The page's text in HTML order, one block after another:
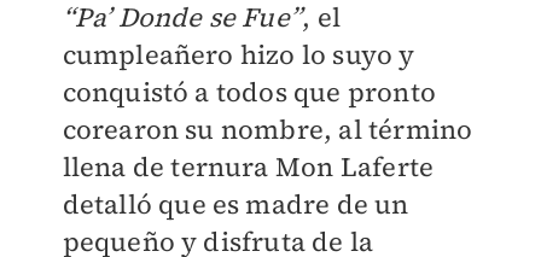
“Pa’ Donde se Fue”, el
cumpleañero hizo lo suyo y
conquistó a todos que pronto
corearon su nombre, al término
llena de ternura Mon Laferte
detalló que es madre de un
pequeño y disfruta de la